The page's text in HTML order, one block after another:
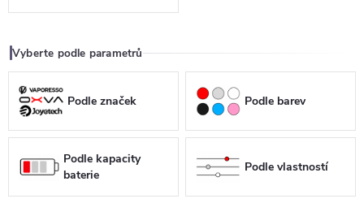
Vyberte podle parametrů
Podle značek Podle barev
Podle kapacity
baterie
Podle vlastností